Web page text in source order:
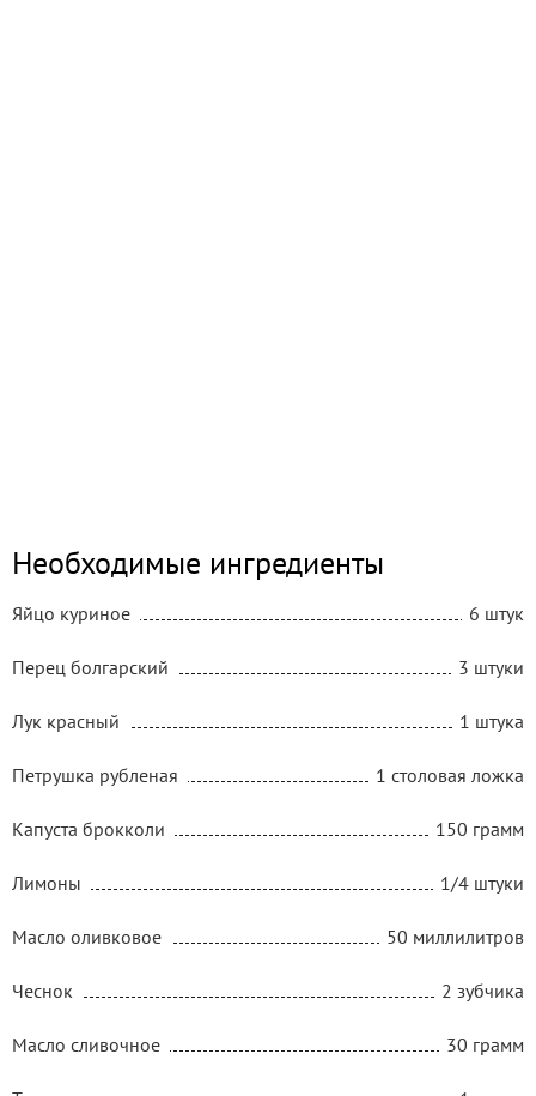
Необходимые ингредиенты
Яйцо куриное 6 штук
Перец болгарский 3 штуки
Лук красный 1 штука
Петрушка рубленая 1 столовая ложка
Капуста брокколи 150 грамм
Лимоны 1/4 штуки
Масло оливковое 50 миллилитров
Чеснок 2 зубчика
Масло сливочное 30 грамм